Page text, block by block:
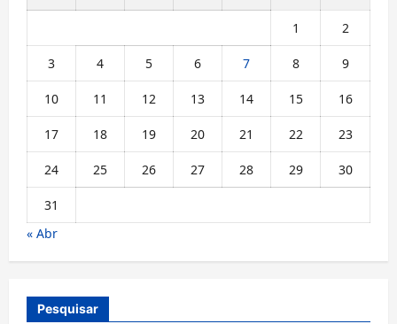
1 2
3 4 5 6 7 8 9
10 11 12 13 14 15 16
17 18 19 20 21 22 23
24 25 26 27 28 29 30
31
« Abr
Pesquisar